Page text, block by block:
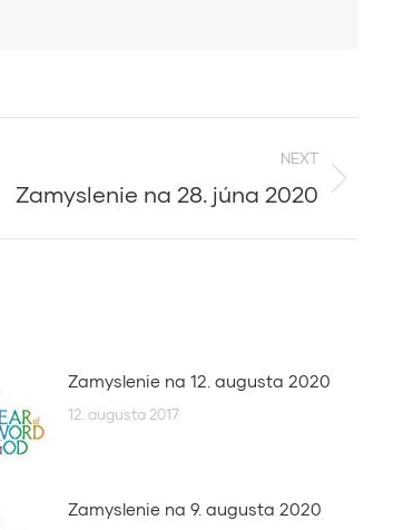
NEXT
Zamyslenie na 28. júna 2020
Zamyslenie na 12. augusta 2020
12. augusta 2017
Zamyslenie na 9. augusta 2020